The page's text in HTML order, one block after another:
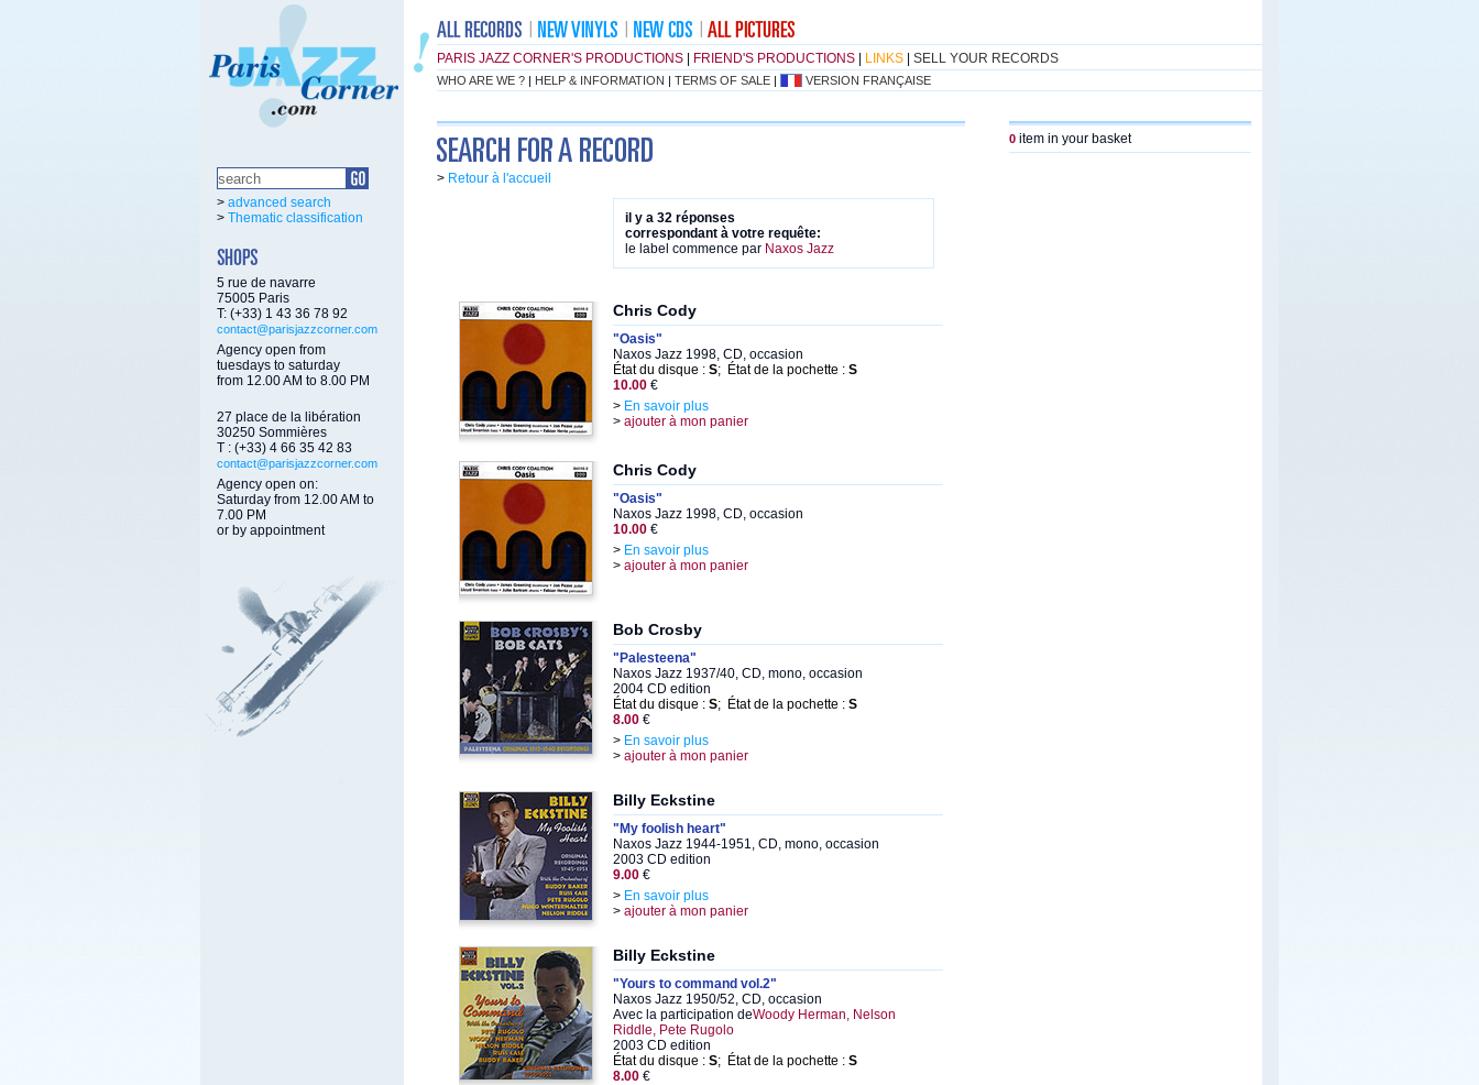
PARIS JAZZ CORNER'S PRODUCTIONS FRIEND'S PRODUCTIONS LINKS SELL YOUR RECORDS
WHO ARE WE ? | HELP & INFORMATION | TERMS OF SALE | VERSION FRANÇAISE
> advanced search
> Thematic classification
5 rue de navarre
75005 Paris
T: (+33) 1 43 36 78 92
contact@parisjazzcorner.com
Agency open from
tuesdays to saturday
from 12.00 AM to 8.00 PM
27 place de la libération
30250 Sommières
T : (+33) 4 66 35 42 83
contact@parisjazzcorner.com
Agency open on:
Saturday from 12.00 AM to
7.00 PM
or by appointment
> Retour à l'accueil
il y a 32 réponses
correspondant à votre requête:
le label commence par Naxos Jazz
Chris Cody
"Oasis"
Naxos Jazz 1998, CD, occasion
État du disque : S; État de la pochette : S
10.00 €
> En savoir plus
> ajouter à mon panier
Chris Cody
"Oasis"
Naxos Jazz 1998, CD, occasion
10.00 €
> En savoir plus
> ajouter à mon panier
Bob Crosby
"Palesteena"
Naxos Jazz 1937/40, CD, mono, occasion
2004 CD edition
État du disque : S; État de la pochette : S
8.00 €
> En savoir plus
> ajouter à mon panier
Billy Eckstine
"My foolish heart"
Naxos Jazz 1944-1951, CD, mono, occasion
2003 CD edition
9.00 €
> En savoir plus
> ajouter à mon panier
Billy Eckstine
"Yours to command vol.2"
Naxos Jazz 1950/52, CD, occasion
Avec la participation deWoody Herman, Nelson
Riddle, Pete Rugolo
2003 CD edition
État du disque : S; État de la pochette : S
8.00 €
0 item in your basket